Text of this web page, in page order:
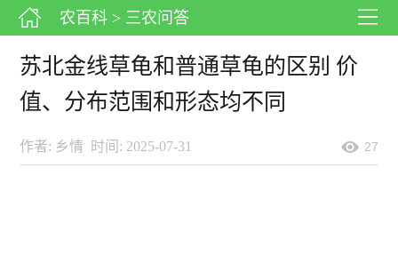
农百科 > 三农问答
苏北金线草龟和普通草龟的区别 价
值、分布范围和形态均不同
作者: 乡情 时间: 2025-07-31 27